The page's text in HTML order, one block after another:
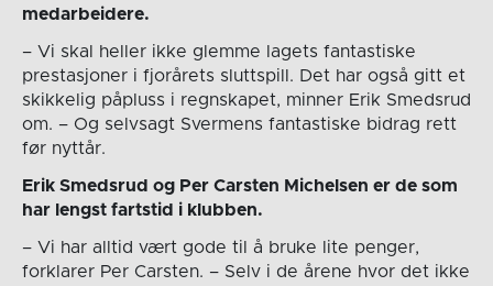
medarbeidere.
– Vi skal heller ikke glemme lagets fantastiske
prestasjoner i fjorårets sluttspill. Det har også gitt et
skikkelig påpluss i regnskapet, minner Erik Smedsrud
om. – Og selvsagt Svermens fantastiske bidrag rett
før nyttår.
Erik Smedsrud og Per Carsten Michelsen er de som
har lengst fartstid i klubben.
– Vi har alltid vært gode til å bruke lite penger,
forklarer Per Carsten. – Selv i de årene hvor det ikke